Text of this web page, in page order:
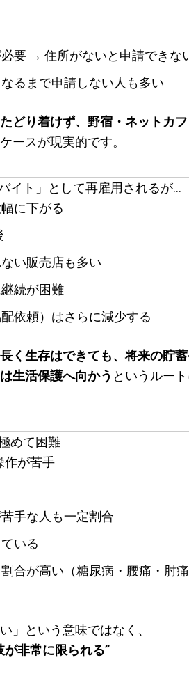
要 → 住所がないと申請できな
るまで申請しない人も多い
どり着けず、野宿・ネットカフ
ースが現実的です。
イト」として再雇用されるが…
に下がる
い販売店も多い
続が困難
依頼）はさらに減少する
く生存はできても、将来の貯
生活保護へ向かう というルー
めて困難
作が苦手
手な人も一定割合
いる
合が高い（糖尿病・腰痛・肘
」という意味ではなく、
非常に限られる”